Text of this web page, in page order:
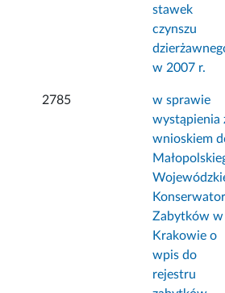
stawek
czynszu
w 2007 r.
2785
w sprawie
wystąpienia
wnioskiem
Zabytków w
Krakowie o
wpis do
rejestru